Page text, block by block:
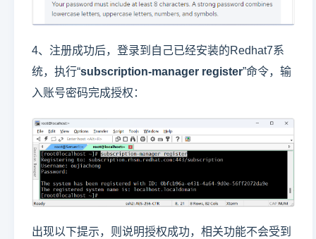
4、注册成功后，登录到自己已经安装的Redhat7系
统，执行“subscription-manager register”命令，输
入账号密码完成授权：
出现以下提示，则说明授权成功，相关功能不会受到